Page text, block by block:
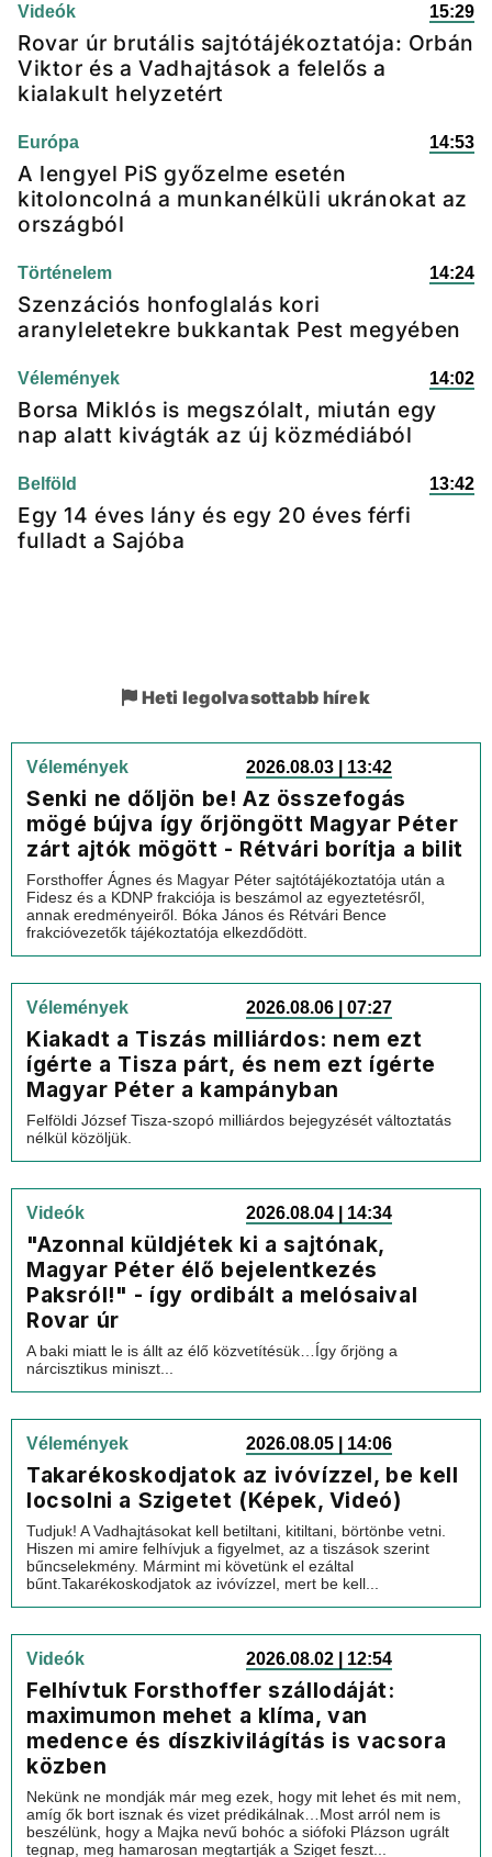
Videók 15:29
Rovar úr brutális sajtótájékoztatója: Orbán
Viktor és a Vadhajtások a felelős a
kialakult helyzetért
Európa 14:53
A lengyel PiS győzelme esetén
kitoloncolná a munkanélküli ukránokat az
országból
Történelem 14:24
Szenzációs honfoglalás kori
aranyleletekre bukkantak Pest megyében
Vélemények 14:02
Borsa Miklós is megszólalt, miután egy
nap alatt kivágták az új közmédiából
Belföld 13:42
Egy 14 éves lány és egy 20 éves férfi
fulladt a Sajóba
Heti legolvasottabb hírek
Vélemények 2026.08.03 | 13:42
Senki ne dőljön be! Az összefogás
mögé bújva így őrjöngött Magyar Péter
zárt ajtók mögött - Rétvári borítja a bilit
Forsthoffer Ágnes és Magyar Péter sajtótájékoztatója után a
Fidesz és a KDNP frakciója is beszámol az egyeztetésről,
annak eredményeiről. Bóka János és Rétvári Bence
frakcióvezetők tájékoztatója elkezdődött.
Vélemények 2026.08.06 | 07:27
Kiakadt a Tiszás milliárdos: nem ezt
ígérte a Tisza párt, és nem ezt ígérte
Magyar Péter a kampányban
Felföldi József Tisza-szopó milliárdos bejegyzését változtatás
nélkül közöljük.
Videók 2026.08.04 | 14:34
"Azonnal küldjétek ki a sajtónak,
Magyar Péter élő bejelentkezés
Paksról!" - így ordibált a melósaival
Rovar úr
A baki miatt le is állt az élő közvetítésük…Így őrjöng a
nárcisztikus miniszt...
Vélemények 2026.08.05 | 14:06
Takarékoskodjatok az ivóvízzel, be kell
locsolni a Szigetet (Képek, Videó)
Tudjuk! A Vadhajtásokat kell betiltani, kitiltani, börtönbe vetni.
Hiszen mi amire felhívjuk a figyelmet, az a tiszások szerint
bűncselekmény. Mármint mi követünk el ezáltal
bűnt.Takarékoskodjatok az ivóvízzel, mert be kell...
Videók 2026.08.02 | 12:54
Felhívtuk Forsthoffer szállodáját:
maximumon mehet a klíma, van
medence és díszkivilágítás is vacsora
közben
Nekünk ne mondják már meg ezek, hogy mit lehet és mit nem,
amíg ők bort isznak és vizet prédikálnak…Most arról nem is
beszélünk, hogy a Majka nevű bohóc a siófoki Plázson ugrált
tegnap, meg hamarosan megtartják a Sziget feszt...